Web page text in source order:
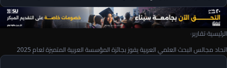
الرئيسية›تقارير›
اتحاد مجالس البحث العلمي العربية يفوز بجائزة المؤسسة العربية المتميزة لعام 2025